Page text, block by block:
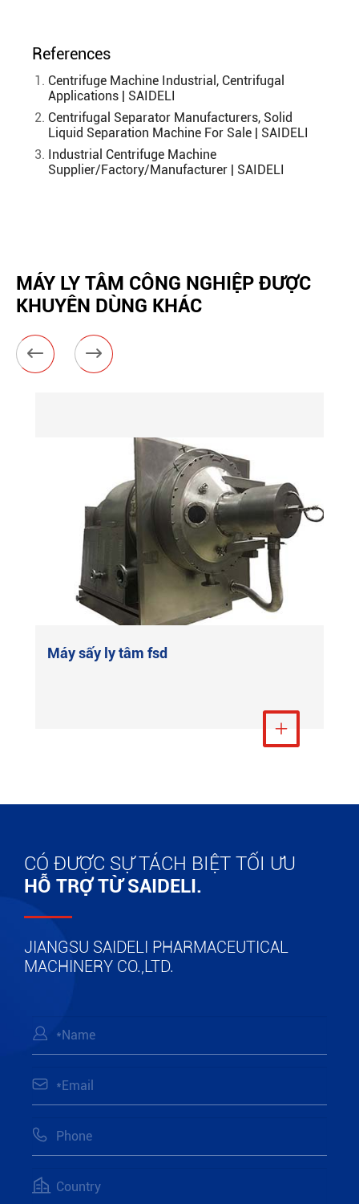
References
Centrifuge Machine Industrial, Centrifugal
Applications | SAIDELI
Centrifugal Separator Manufacturers, Solid
Liquid Separation Machine For Sale | SAIDELI
Industrial Centrifuge Machine
Supplier/Factory/Manufacturer | SAIDELI
MÁY LY TÂM CÔNG NGHIỆP ĐƯỢC
KHUYÊN DÙNG KHÁC
 
Máy sấy ly tâm fsd
Xem thêm

CÓ ĐƯỢC SỰ TÁCH BIỆT TỐI ƯU
HỖ TRỢ TỪ SAIDELI.
JIANGSU SAIDELI PHARMACEUTICAL
MACHINERY CO.,LTD.



